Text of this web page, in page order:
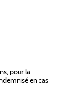
pour la
en cas